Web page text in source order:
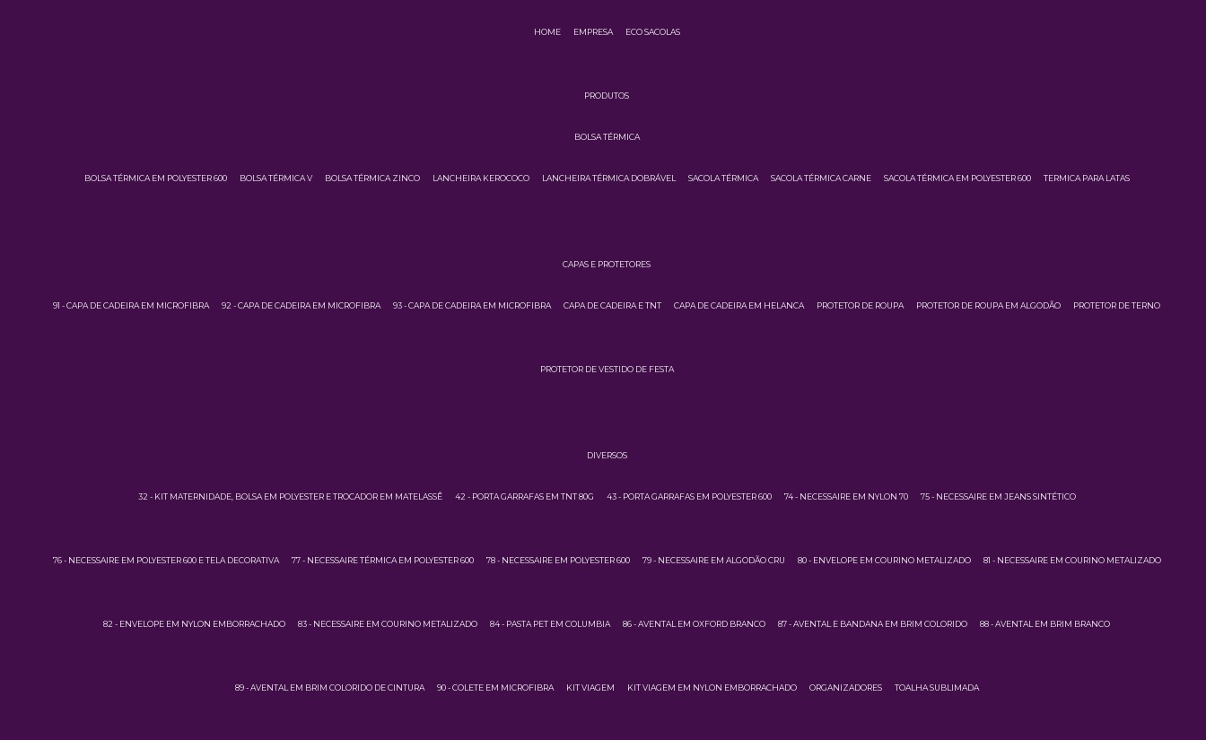
HOME EMPRESA ECO SACOLAS
PRODUTOS
BOLSA TÉRMICA
BOLSA TÉRMICA EM POLYESTER 600 BOLSA TÉRMICA V BOLSA TÉRMICA ZINCO LANCHEIRA KEROCOCO LANCHEIRA TÉRMICA DOBRÁVEL SACOLA TÉRMICA SACOLA TÉRMICA CARNE SACOLA TÉRMICA EM POLYESTER 600 TERMICA PARA LATAS
CAPAS E PROTETORES
91 - CAPA DE CADEIRA EM MICROFIBRA 92 - CAPA DE CADEIRA EM MICROFIBRA 93 - CAPA DE CADEIRA EM MICROFIBRA CAPA DE CADEIRA E TNT CAPA DE CADEIRA EM HELANCA PROTETOR DE ROUPA PROTETOR DE ROUPA EM ALGODÃO PROTETOR DE TERNO
PROTETOR DE VESTIDO DE FESTA
DIVERSOS
32 - KIT MATERNIDADE, BOLSA EM POLYESTER E TROCADOR EM MATELASSÊ 42 - PORTA GARRAFAS EM TNT 80G 43 - PORTA GARRAFAS EM POLYESTER 600 74 - NECESSAIRE EM NYLON 70 75 - NECESSAIRE EM JEANS SINTÉTICO
76 - NECESSAIRE EM POLYESTER 600 E TELA DECORATIVA 77 - NECESSAIRE TÉRMICA EM POLYESTER 600 78 - NECESSAIRE EM POLYESTER 600 79 - NECESSAIRE EM ALGODÃO CRU 80 - ENVELOPE EM COURINO METALIZADO 81 - NECESSAIRE EM COURINO METALIZADO
82 - ENVELOPE EM NYLON EMBORRACHADO 83 - NECESSAIRE EM COURINO METALIZADO 84 - PASTA PET EM COLUMBIA 86 - AVENTAL EM OXFORD BRANCO 87 - AVENTAL E BANDANA EM BRIM COLORIDO 88 - AVENTAL EM BRIM BRANCO
89 - AVENTAL EM BRIM COLORIDO DE CINTURA 90 - COLETE EM MICROFIBRA KIT VIAGEM KIT VIAGEM EM NYLON EMBORRACHADO ORGANIZADORES TOALHA SUBLIMADA